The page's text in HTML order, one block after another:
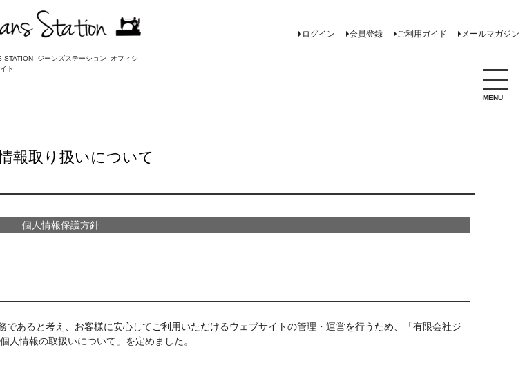
MENU
STATION -ジーンズステーション- オフィシ
ト
ログイン 会員登録 ご利用ガイド メールマガジン
報取り扱いについて
個人情報保護方針
あると考え、お客様に安心してご利用いただけるウェブサイトの管理・運営を行うため、「有限会社ジ
情報の取扱いについて」を定めました。